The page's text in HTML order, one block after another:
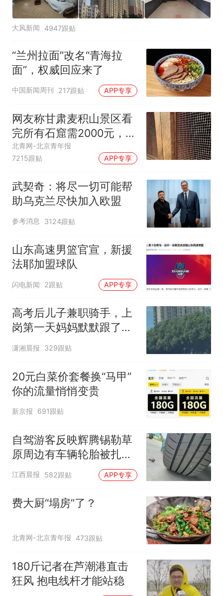
大风新闻 4947跟贴
“兰州拉面”改名“青海拉
面”，权威回应来了
中国新闻周刊 217跟贴 APP专享
网友称甘肃麦积山景区看
完所有石窟需2000元，景
区：部分石窟受特别保
护，游客可按需买
北青网-北京青年报
7215跟贴
APP专享
武契奇：将尽一切可能帮
助乌克兰尽快加入欧盟
参考消息 3124跟贴
山东高速男篮官宣，新援
法耶加盟球队
闪电新闻 2跟贴 APP专享
高考后儿子兼职骑手，上
岗第一天妈妈默默跟了三
公里，感慨孩子真的长大
潇湘晨报 329跟贴
20元白菜价套餐换“马甲”
你的流量悄悄变贵
新京报 691跟贴
自驾游客反映辉腾锡勒草
原周边有车辆轮胎被扎，
修理店铺换胎价格高达千
元，官方发布情况通报
江西晨报 582跟贴 APP专享
费大厨“塌房”了？
北青网-北京青年报 473跟贴
180斤记者在芦潮港直击
狂风 抱电线杆才能站稳